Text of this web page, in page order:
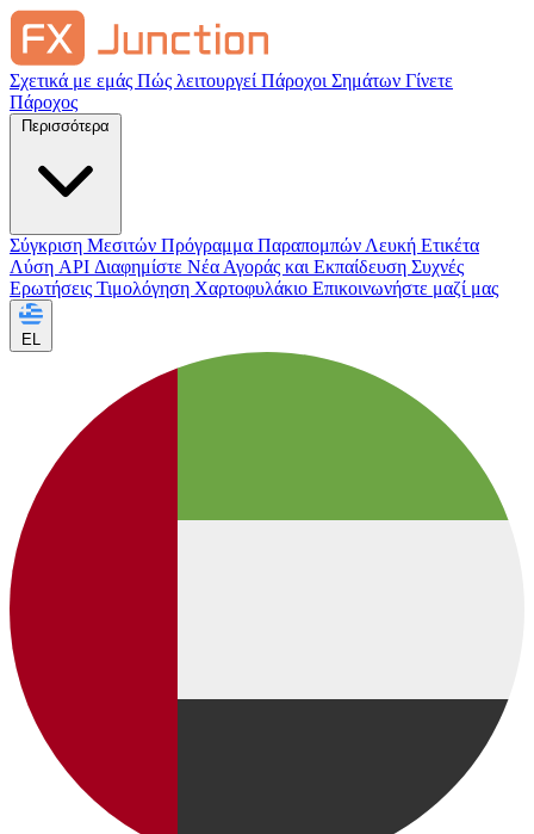
Σχετικά με εμάς Πώς λειτουργεί Πάροχοι Σημάτων Γίνετε
Πάροχος
Σύγκριση Μεσιτών Πρόγραμμα Παραπομπών Λευκή Ετικέτα
Λύση API Διαφημίστε Νέα Αγοράς και Εκπαίδευση Συχνές
Ερωτήσεις Τιμολόγηση Χαρτοφυλάκιο Επικοινωνήστε μαζί μας
EL